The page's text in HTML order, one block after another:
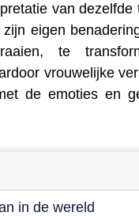
van dezelfde
eigen
te
vrouwelijke
de emoties en
in de wereld